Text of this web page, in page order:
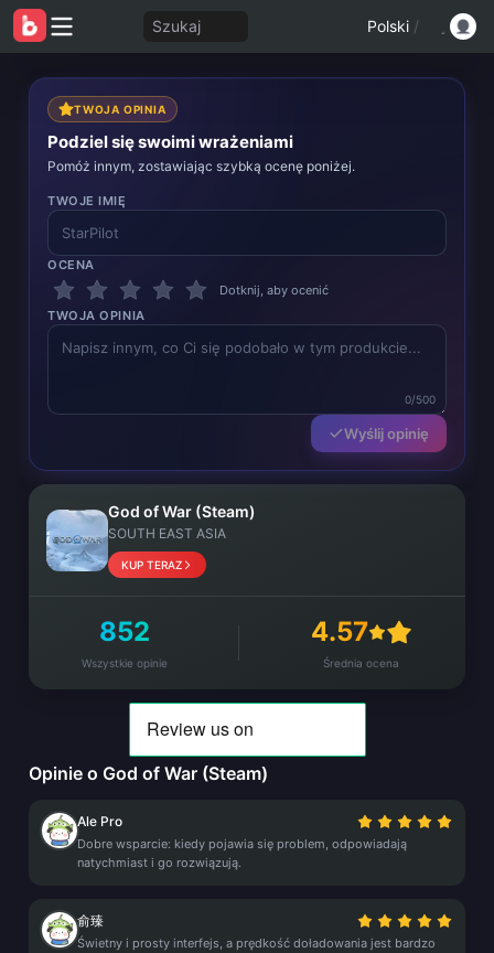
Szukaj Polski /
TWOJA OPINIA
Podziel się swoimi wrażeniami
Pomóż innym, zostawiając szybką ocenę poniżej.
TWOJE IMIĘ
OCENA
Dotknij, aby ocenić
TWOJA OPINIA
0/500
Wyślij opinię
God of War (Steam)
SOUTH EAST ASIA
KUP TERAZ
852
Wszystkie opinie
4.57
Średnia ocena
Opinie o God of War (Steam)
Ale Pro
Dobre wsparcie: kiedy pojawia się problem, odpowiadają
natychmiast i go rozwiązują.
俞臻
Świetny i prosty interfejs, a prędkość doładowania jest bardzo